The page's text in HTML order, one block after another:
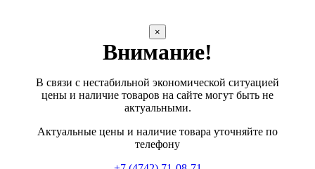
×
Внимание!
В связи с нестабильной экономической ситуацией
цены и наличие товаров на сайте могут быть не
актуальными.
Актуальные цены и наличие товара уточняйте по
телефону